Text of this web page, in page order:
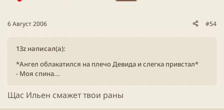
6 Август 2006 #54
13z написал(а):
*Ангел облакатился на плечо Девида и слегка привстал*
- Моя спина...
Щас Ильен смажет твои раны